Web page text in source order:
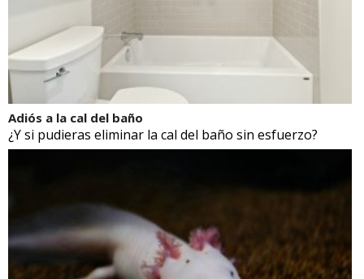
Adiós a la cal del baño
¿Y si pudieras eliminar la cal del baño sin esfuerzo?